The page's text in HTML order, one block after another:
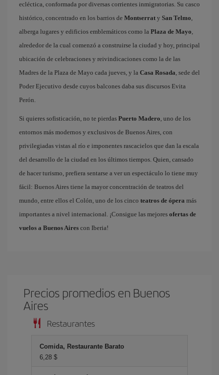
ecléctica, conformada por diversas corrientes inmigratorias. Su casco
histórico, concentrado en los barrios de Montserrat y San Telmo,
alberga lugares y edificios emblemáticos como la Plaza de Mayo,
alrededor de la cual comenzó a construirse la ciudad y hoy, principal
ubicación de celebraciones y reivindicaciones como la de las
Madres de la Plaza de Mayo cada jueves, y la Casa Rosada, sede del
Poder Ejecutivo desde cuyos balcones daba sus discursos Evita
Perón.
Si quieres sofisticación, no te pierdas Puerto Madero, uno de los
entornos más modernos y exclusivos de Buenos Aires, con
privilegiadas vistas al río e imponentes rascacielos que dan la escala
del desarrollo de la ciudad en los últimos tiempos. Quien, cansado
de hacer turismo, prefiera sentarse a ver un espectáculo lo tiene muy
fácil: Buenos Aires tiene la mayor concentración de teatros del
mundo, entre ellos el Colón, uno de los cinco teatros de ópera más
importantes a nivel internacional. ¡Consigue las mejores ofertas de
vuelos a Buenos Aires con Iberia!
Precios promedios en Buenos
Aires
Restaurantes
Comida, Restaurante Barato
6,28 $